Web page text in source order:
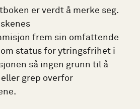
er verdt å merke seg.
frem sin omfattende
status for ytringsfrihet i
så ingen grunn til å
grep overfor